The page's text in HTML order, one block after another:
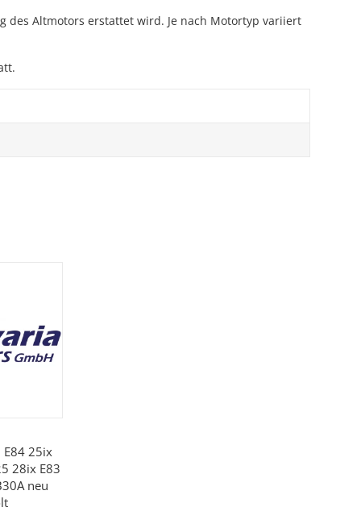
des Altmotors erstattet wird. Je nach Motortyp variiert
E84 25ix
28ix E83
neu